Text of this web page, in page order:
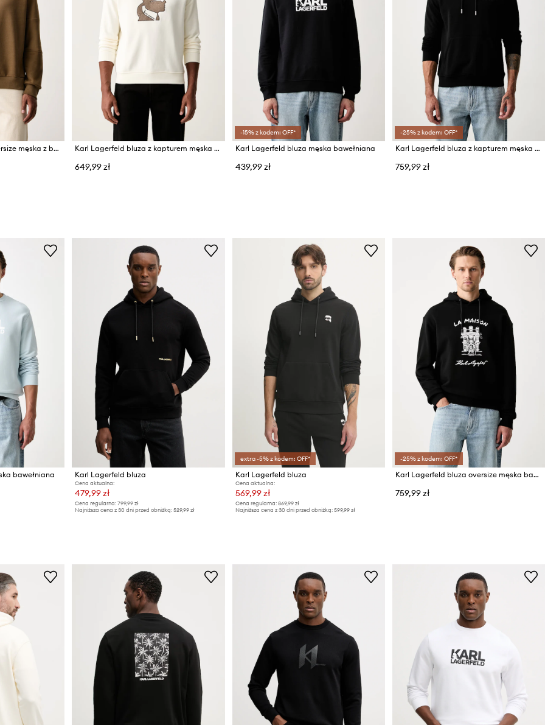
Karl Lagerfeld bluza oversize męska z bawełną Karl Lagerfeld bluza z kapturem męska z bawełną
649,99 zł
-15% z kodem: OFF*
Karl Lagerfeld bluza męska bawełniana
439,99 zł
-25% z kodem: OFF*
Karl Lagerfeld bluza z kapturem męska z bawełną
759,99 zł
bawełniana Karl Lagerfeld bluza
Cena aktualna:
479,99 zł
Cena regularna: 799,99 zł
Najniższa cena z 30 dni przed obniżką: 529,99 zł
extra -5% z kodem: OFF*
Karl Lagerfeld bluza
Cena aktualna:
569,99 zł
Cena regularna: 869,99 zł
Najniższa cena z 30 dni przed obniżką: 599,99 zł
-25% z kodem: OFF*
Karl Lagerfeld bluza oversize męska bawełniana
759,99 zł